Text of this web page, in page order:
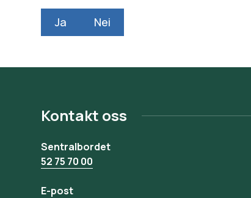
Ja Nei
Kontakt oss
Sentralbordet
52 75 70 00
E-post